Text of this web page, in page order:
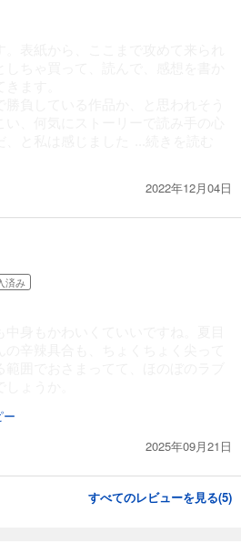
2022年12月04日
済み
ー
2025年09月21日
すべてのレビューを見る(5)